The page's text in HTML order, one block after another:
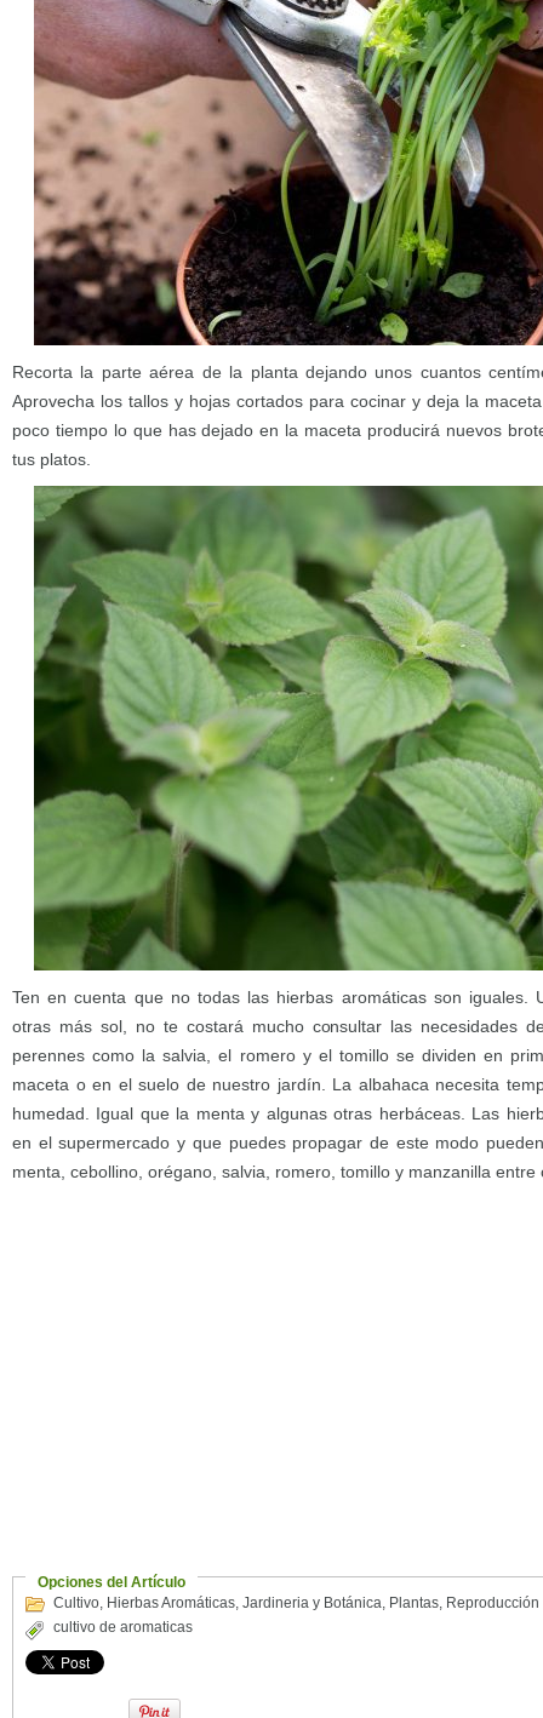
Recorta la parte aérea de la planta dejando unos cuantos
Aprovecha los tallos y hojas cortados para cocinar y deja la
poco tiempo lo que has dejado en la maceta producirá nuevos
tus platos.
Ten en cuenta que no todas las hierbas aromáticas son iguales.
otras más sol, no te costará mucho consultar las necesidades
perennes como la salvia, el romero y el tomillo se dividen en
maceta o en el suelo de nuestro jardín. La albahaca necesita
humedad. Igual que la menta y algunas otras herbáceas. Las
en el supermercado y que puedes propagar de este modo
menta, cebollino, orégano, salvia, romero, tomillo y manzanilla entre
Opciones del Artículo
Cultivo, Hierbas Aromáticas, Jardineria y Botánica, Plantas, Reproducción
cultivo de aromaticas